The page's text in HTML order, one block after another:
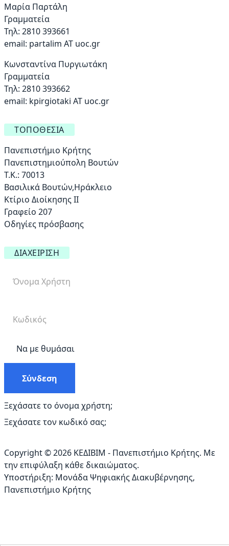
Μαρία Παρτάλη
Γραμματεία
Τηλ: 2810 393661
email: partalim AT uoc.gr
Κωνσταντίνα Πυργιωτάκη
Γραμματεία
Τηλ: 2810 393662
email: kpirgiotaki AT uoc.gr
ΤΟΠΟΘΕΣΊΑ
Πανεπιστήμιο Κρήτης
Πανεπιστημιούπολη Βουτών
Τ.Κ.: 70013
Βασιλικά Βουτών,Ηράκλειο
Κτίριο Διοίκησης ΙΙ
Γραφείο 207
Οδηγίες πρόσβασης
ΔΙΑΧΕΊΡΙΣΗ
Να με θυμάσαι
Σύνδεση
Ξεχάσατε το όνομα χρήστη;
Ξεχάσατε τον κωδικό σας;
Copyright © 2026 ΚΕΔΙΒΙΜ - Πανεπιστήμιο Κρήτης. Με
την επιφύλαξη κάθε δικαιώματος.
Υποστήριξη: Μονάδα Ψηφιακής Διακυβέρνησης,
Πανεπιστήμιο Κρήτης